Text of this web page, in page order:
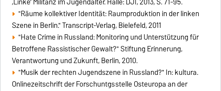
"Räume kollektiver Identität: Raumproduktion in der linken
Szene in Berlin." Transcript-Verlag, Bielefeld, 2011
"Hate Crime in Russland: Monitoring und Unterstützung für
Betroffene Rassistischer Gewalt?" Stiftung Erinnerung,
Verantwortung und Zukunft, Berlin, 2010.
"Musik der rechten Jugendszene in Russland?" In: kultura.
Onlinezeitschrift der Forschuntgsstelle Osteuropa an der